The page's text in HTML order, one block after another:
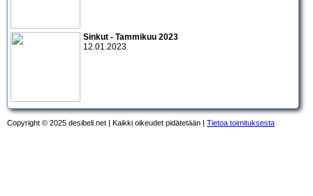
Sinkut - Tammikuu 2023
12.01.2023
Copyright © 2025 desibeli.net | Kaikki oikeudet pidätetään | Tietoa toimituksesta